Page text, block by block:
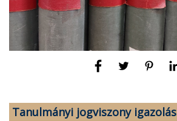
Tanulmányi jogviszony igazolás